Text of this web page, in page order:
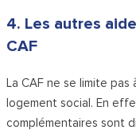
4. Les autres
CAF
La CAF ne se limite pas
logement social. En
complémentaires sont